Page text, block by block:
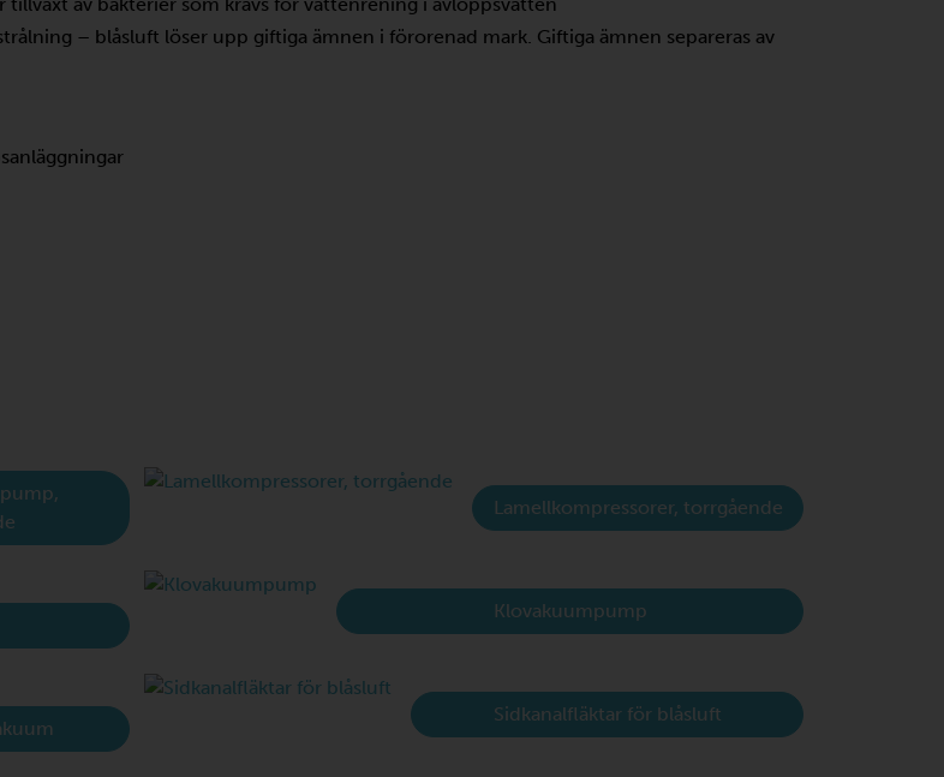
– blåsluft löser upp giftiga ämnen i förorenad mark. Giftiga ämnen separeras av
Lamellkompressorer, torrgående
Klovakuumpump
Sidkanalfläktar för blåsluft